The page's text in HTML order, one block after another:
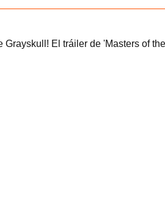
Grayskull! El tráiler de 'Masters of